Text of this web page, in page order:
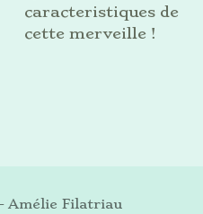
caracteristiques de
cette merveille !
Amélie Filatriau